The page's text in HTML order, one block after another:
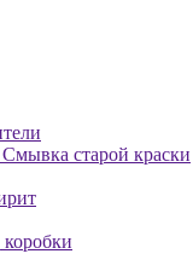
Смывка старой краски